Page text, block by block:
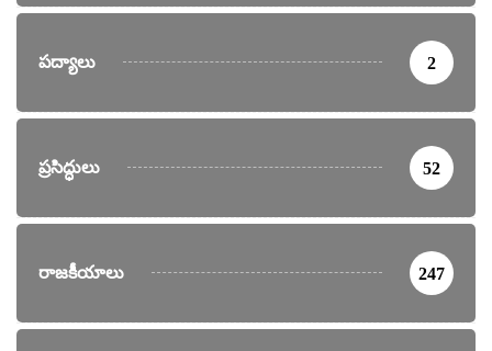
పద్యాలు 2
ప్రసిద్ధులు 52
రాజకీయాలు 247